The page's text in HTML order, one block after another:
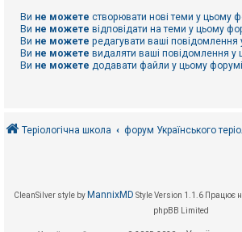
Ви не можете створювати нові теми у цьому
Ви не можете відповідати на теми у цьому
Ви не можете редагувати ваші повідомлення
Ви не можете видаляти ваші повідомлення у
Ви не можете додавати файли у цьому форумі
Теріологічна школа форум Українського
CleanSilver style by MannixMD Style Version 1.1.6 Працює
phpBB Limited